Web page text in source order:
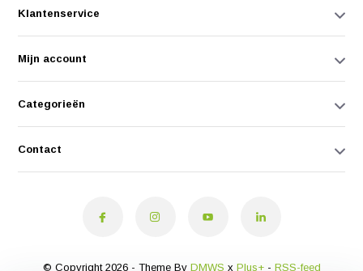
Klantenservice
Mijn account
Categorieën
Contact
© Copyright 2026 - Theme By DMWS x Plus+- RSS-feed